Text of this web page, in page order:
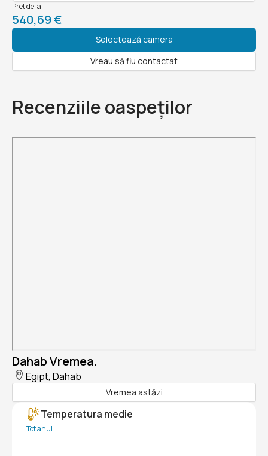
Pret de la
540,69 €
Selectează camera
Vreau să fiu contactat
Recenziile oaspeților
Dahab Vremea.
Egipt, Dahab
Vremea astăzi
Temperatura medie
Tot anul